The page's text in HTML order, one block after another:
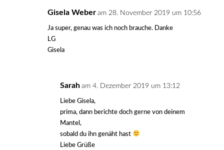
Gisela Weber am 28. November 2019 um 10:56
Ja super, genau was ich noch brauche. Danke
LG
Gisela
Sarah am 4. Dezember 2019 um 13:12
Liebe Gisela,
prima, dann berichte doch gerne von deinem
Mantel,
sobald du ihn genäht hast
Liebe Grüße